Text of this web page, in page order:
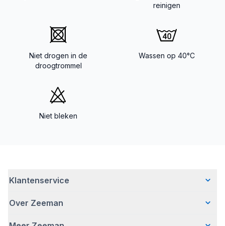
reinigen
Niet drogen in de
droogtrommel
Wassen op 40°C
Niet bleken
Klantenservice
Veelgestelde vragen
Over Zeeman